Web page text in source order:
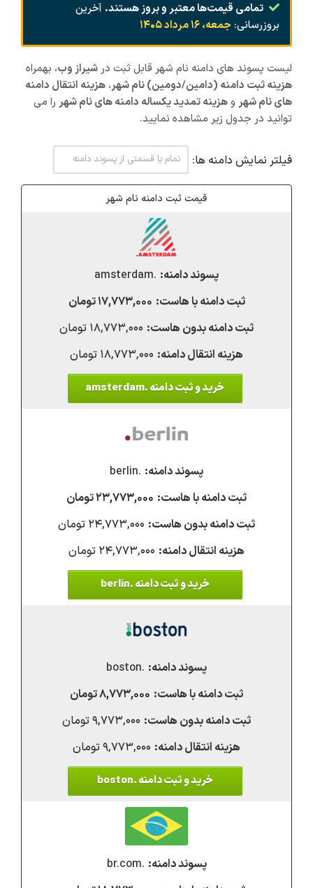
تمامی قیمت‌ها معتبر و بروز هستند. آخرین
بروزرسانی: جمعه، ۱۶ مرداد ۱۴۰۵
لیست پسوند های دامنه نام شهر قابل ثبت درشیرازوب، بهمراه
هزینه ثبت دامنه (دامین/دومین) نام شهر، هزینه انتقال دامنه
های نام شهروهزینه تمدید یکساله دامنه های نام شهر را می
توانید در جدول زیر مشاهده نمایید.
فیلتر نمایش دامنه ها:
قیمت ثبت دامنه نام شهر
.amsterdam
۱۷,۷۷۳,۰۰۰ تومان
۱۸,۷۷۳,۰۰۰ تومان
۱۸,۷۷۳,۰۰۰ تومان
خرید و ثبت دامنه .amsterdam
.berlin
۲۳,۷۷۳,۰۰۰ تومان
۲۴,۷۷۳,۰۰۰ تومان
۲۴,۷۷۳,۰۰۰ تومان
خرید و ثبت دامنه .berlin
.boston
۸,۷۷۳,۰۰۰ تومان
۹,۷۷۳,۰۰۰ تومان
۹,۷۷۳,۰۰۰ تومان
خرید و ثبت دامنه .boston
.br.com